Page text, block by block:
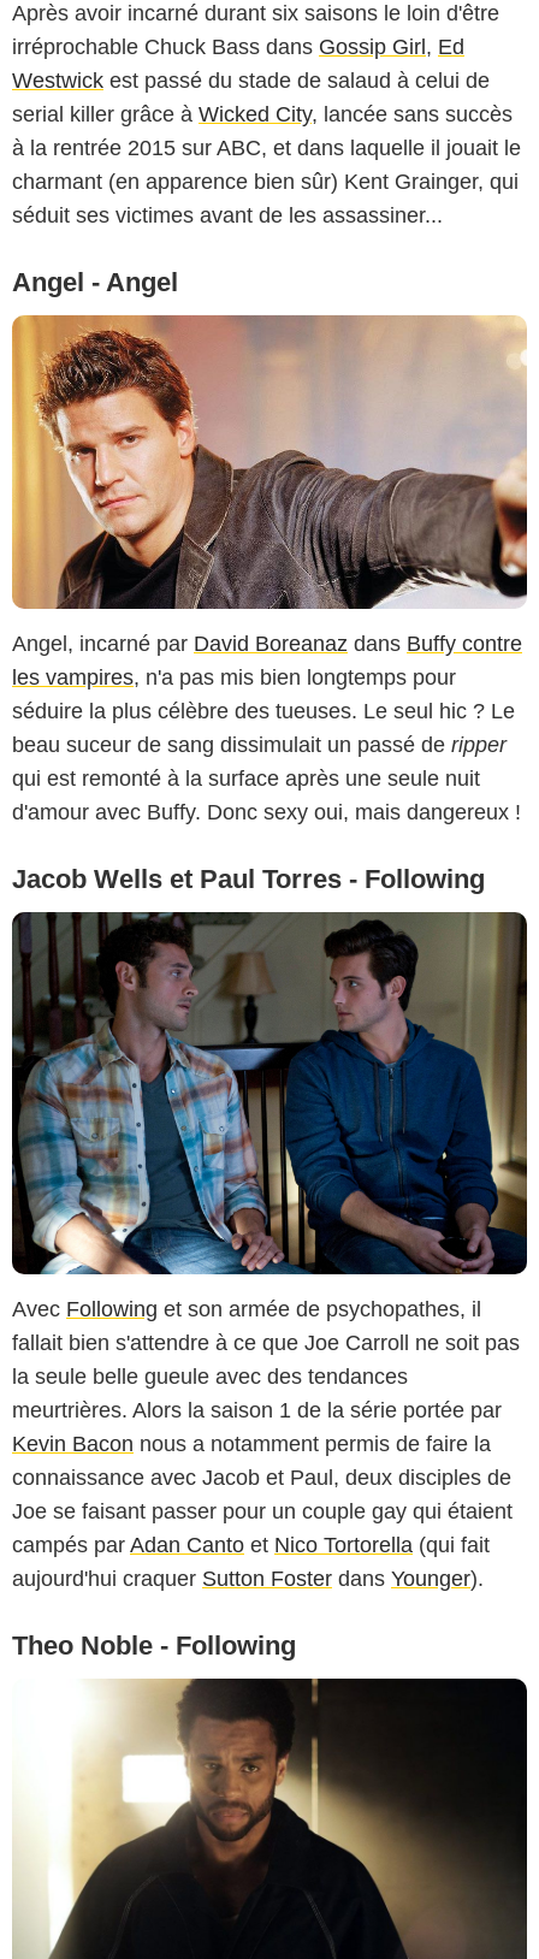
Après avoir incarné durant six saisons le loin d'être
irréprochable Chuck Bass dans Gossip Girl , Ed
Westwick est passé du stade de salaud à celui de
serial killer grâce à Wicked City, lancée sans succès
à la rentrée 2015 sur ABC, et dans laquelle il jouait le
charmant (en apparence bien sûr) Kent Grainger, qui
séduit ses victimes avant de les assassiner...
Angel - Angel
Angel, incarné par David Boreanaz dans Buffy contre
les vampires, n'a pas mis bien longtemps pour
séduire la plus célèbre des tueuses. Le seul hic ? Le
beau suceur de sang dissimulait un passé de ripper
qui est remonté à la surface après une seule nuit
d'amour avec Buffy. Donc sexy oui, mais dangereux !
Jacob Wells et Paul Torres - Following
Avec Following et son armée de psychopathes, il
fallait bien s'attendre à ce que Joe Carroll ne soit pas
la seule belle gueule avec des tendances
meurtrières. Alors la saison 1 de la série portée par
Kevin Bacon nous a notamment permis de faire la
connaissance avec Jacob et Paul, deux disciples de
Joe se faisant passer pour un couple gay qui étaient
campés par Adan Canto et Nico Tortorella (qui fait
aujourd'hui craquer Sutton Foster dans Younger).
Theo Noble - Following